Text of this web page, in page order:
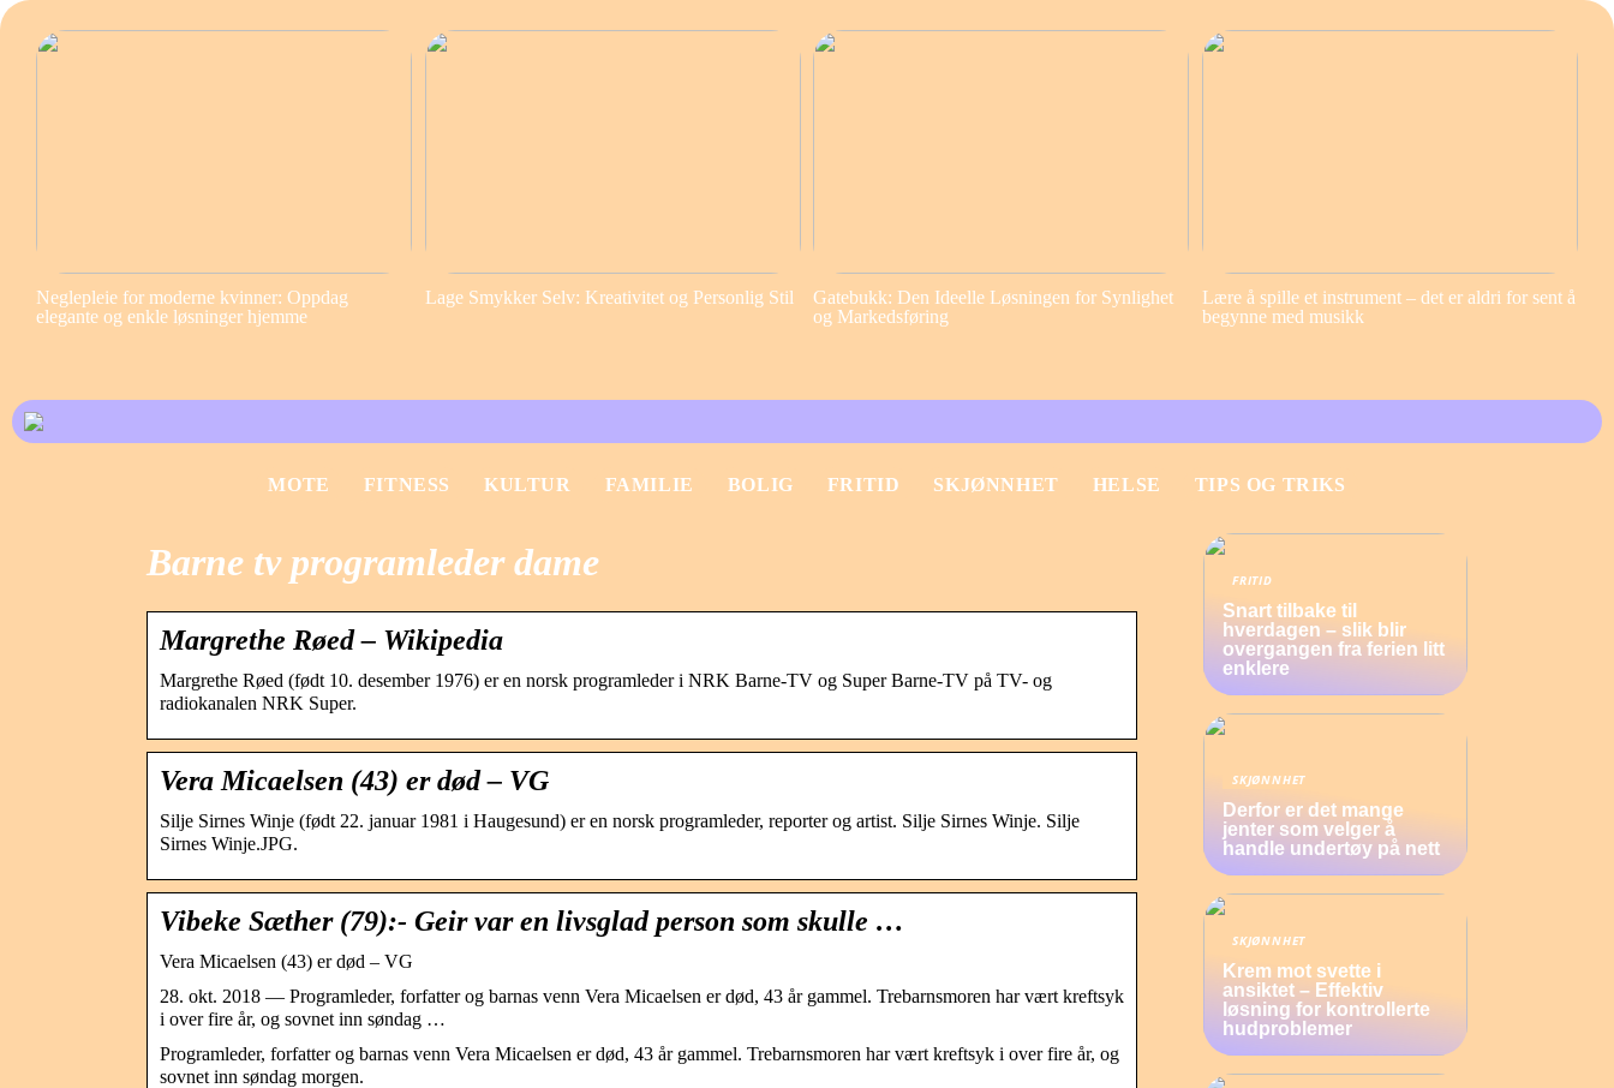
Neglepleie for moderne kvinner: Oppdag
elegante og enkle løsninger hjemme
Lage Smykker Selv: Kreativitet og Personlig Stil
Gatebukk: Den Ideelle Løsningen for Synlighet
og Markedsføring
Lære å spille et instrument – det er aldri for sent å
begynne med musikk
MOTE FITNESS KULTUR FAMILIE BOLIG FRITID SKJØNNHET HELSE TIPS OG TRIKS
Barne tv programleder dame
Margrethe Røed – Wikipedia
Margrethe Røed (født 10. desember 1976) er en norsk programleder i NRK Barne-TV og Super Barne-TV på TV- og
radiokanalen NRK Super.
Vera Micaelsen (43) er død – VG
Silje Sirnes Winje (født 22. januar 1981 i Haugesund) er en norsk programleder, reporter og artist. Silje Sirnes Winje. Silje
Sirnes Winje.JPG.
Vibeke Sæther (79):- Geir var en livsglad person som skulle …
Vera Micaelsen (43) er død – VG
28. okt. 2018 — Programleder, forfatter og barnas venn Vera Micaelsen er død, 43 år gammel. Trebarnsmoren har vært kreftsyk
i over fire år, og sovnet inn søndag …
Programleder, forfatter og barnas venn Vera Micaelsen er død, 43 år gammel. Trebarnsmoren har vært kreftsyk i over fire år, og
sovnet inn søndag morgen.
FRITID
Snart tilbake til
hverdagen – slik blir
overgangen fra ferien litt
enklere
SKJØNNHET
Derfor er det mange
jenter som velger å
handle undertøy på nett
SKJØNNHET
Krem mot svette i
ansiktet – Effektiv
løsning for kontrollerte
hudproblemer